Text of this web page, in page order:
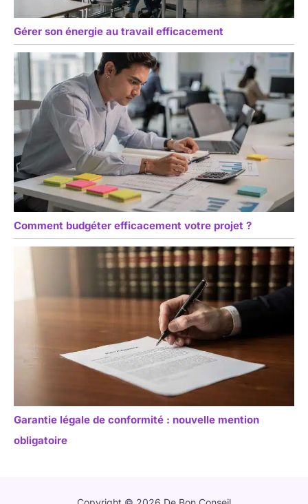
Gérer son énergie au travail efficacement
Comment budgéter efficacement votre projet ?
Garantie légale de conformité : nouvelle mention
obligatoire